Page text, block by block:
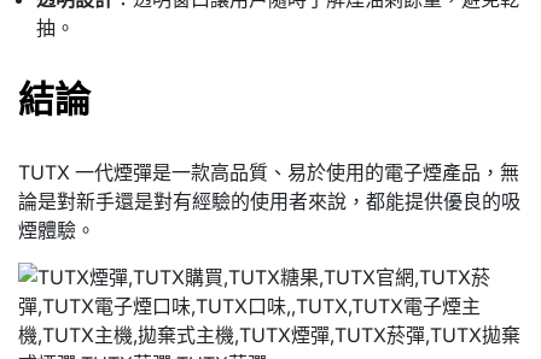
抽。
結論
TUTX 一代煙彈是一款高品質、易於使用的電子煙產品，無
論是對新手還是對有經驗的使用者來說，都能提供優良的吸
煙體驗。